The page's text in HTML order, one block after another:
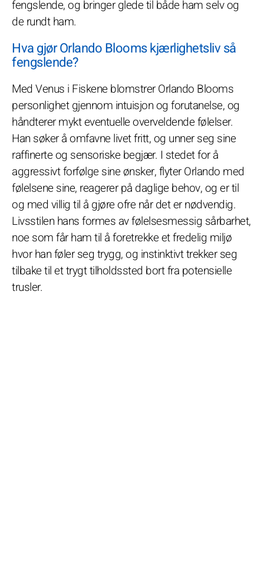
fengslende, og bringer glede til både ham selv og
de rundt ham.
Hva gjør Orlando Blooms kjærlighetsliv så
fengslende?
Med Venus i Fiskene blomstrer Orlando Blooms
personlighet gjennom intuisjon og forutanelse, og
håndterer mykt eventuelle overveldende følelser.
Han søker å omfavne livet fritt, og unner seg sine
raffinerte og sensoriske begjær. I stedet for å
aggressivt forfølge sine ønsker, flyter Orlando med
følelsene sine, reagerer på daglige behov, og er til
og med villig til å gjøre ofre når det er nødvendig.
Livsstilen hans formes av følelsesmessig sårbarhet,
noe som får ham til å foretrekke et fredelig miljø
hvor han føler seg trygg, og instinktivt trekker seg
tilbake til et trygt tilholdssted bort fra potensielle
trusler.